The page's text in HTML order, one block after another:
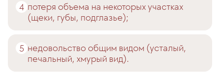
потеря объема на некоторых участках
(щеки, губы, подглазье);
недовольство общим видом (усталый,
печальный, хмурый вид).